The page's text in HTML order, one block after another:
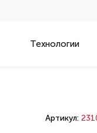
Технологии
Артикул: